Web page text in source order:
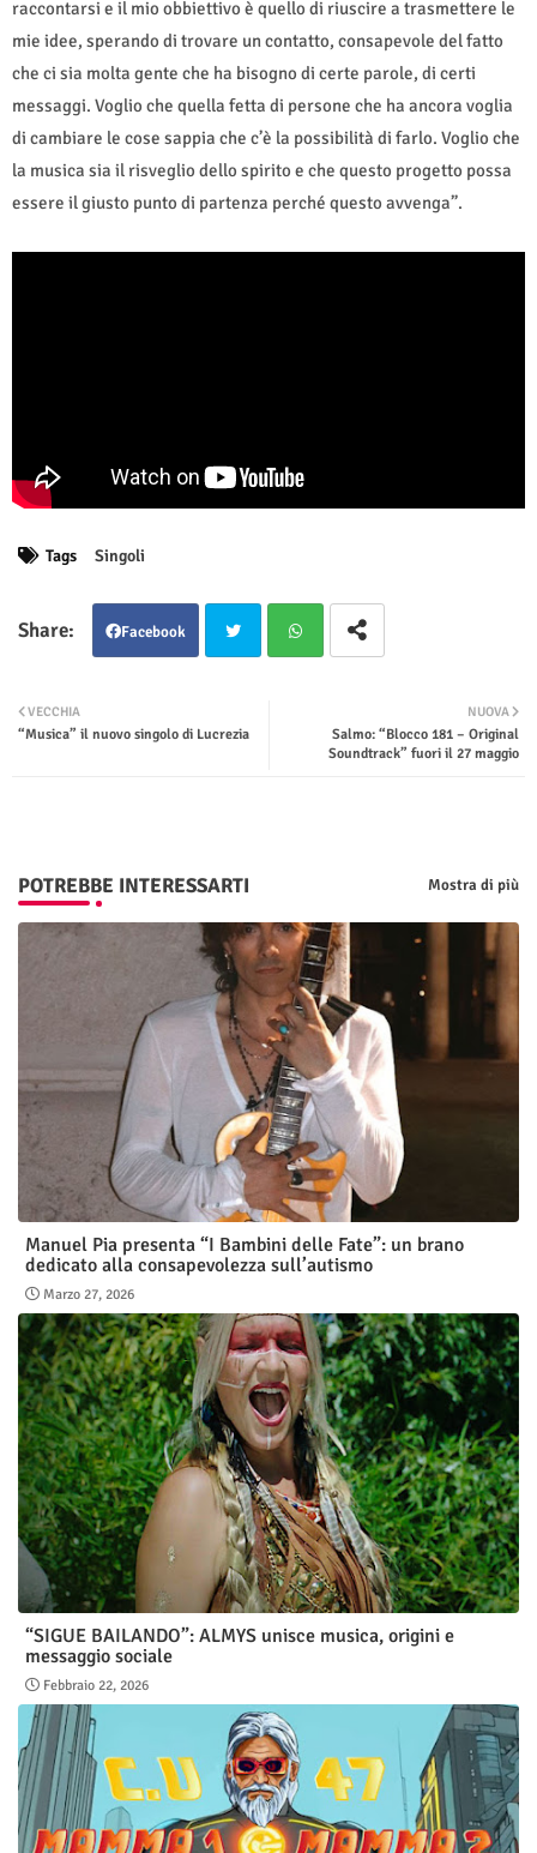
raccontarsi e il mio obbiettivo è quello di riuscire a trasmettere le
mie idee, sperando di trovare un contatto, consapevole del fatto
che ci sia molta gente che ha bisogno di certe parole, di certi
messaggi. Voglio che quella fetta di persone che ha ancora voglia
di cambiare le cose sappia che c’è la possibilità di farlo. Voglio che
la musica sia il risveglio dello spirito e che questo progetto possa
essere il giusto punto di partenza perché questo avvenga”.
Tags Singoli
Facebook
ter
NUOVA
Salmo: “Blocco 181 – Original
Soundtrack” fuori il 27 maggio
VECCHIA
“Musica” il nuovo singolo di Lucrezia
POTREBBE INTERESSARTI Mostra di più
Manuel Pia presenta “I Bambini delle Fate”: un brano
dedicato alla consapevolezza sull’autismo
Marzo 27, 2026
“SIGUE BAILANDO”: ALMYS unisce musica, origini e
messaggio sociale
Febbraio 22, 2026